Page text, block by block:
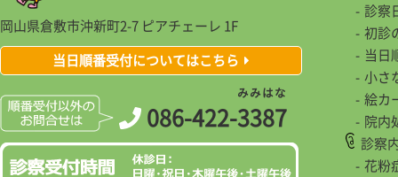
岡山県倉敷市沖新町2-7 ピアチェーレ 1F
当日順番受付についてはこちら
086-422-3
み
3
み
8
は
7
な
診察
初診
当日
小さ
絵カ
院内
診察
花粉